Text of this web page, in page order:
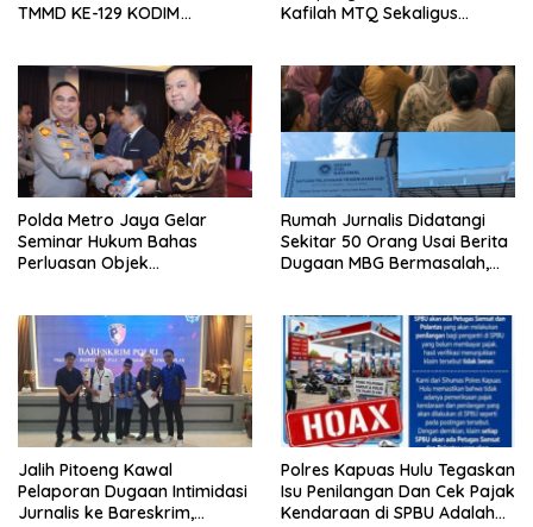
TMMD KE-129 KODIM
Kafilah MTQ Sekaligus
Polda Metro Jaya Gelar
Seminar Hukum Bahas
Perluasan Objek
Rumah Jurnalis Didatangi
Sekitar 50 Orang Usai Berita
Dugaan MBG Bermasalah,
Jalih Pitoeng Kawal
Pelaporan Dugaan Intimidasi
Jurnalis ke Bareskrim,
Polres Kapuas Hulu Tegaskan
Isu Penilangan Dan Cek Pajak
Kendaraan di SPBU Adalah